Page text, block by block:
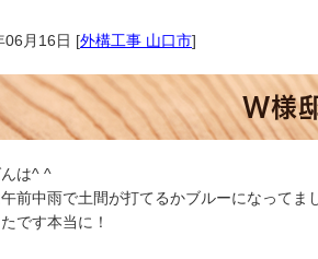
06月16日 [外構工事 山口市]
W様
は^ ^
前中雨で土間が打てるかブルーになって
です本当に！